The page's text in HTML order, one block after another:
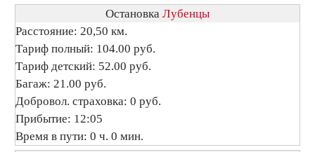
Остановка Лубенцы
Расстояние: 20,50 км.
Тариф полный: 104.00 руб.
Тариф детский: 52.00 руб.
Багаж: 21.00 руб.
Добровол. страховка: 0 руб.
Прибытие: 12:05
Время в пути: 0 ч. 0 мин.